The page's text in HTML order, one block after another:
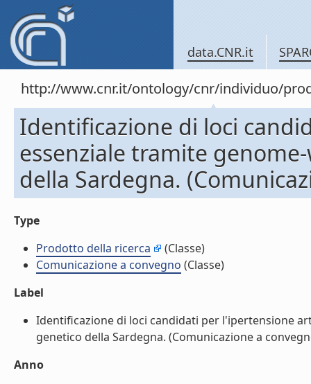
data.CNR.it
http://www.cnr.it/ontology/cnr/individuo/
Identificazione di loci
essenziale tramite
della Sardegna.
Type
Prodotto della ricerca
(Classe)
Comunicazione a convegno (Classe)
Label
Identificazione di loci candidati per l'ipertensione
genetico della Sardegna. (Comunicazione a
Anno